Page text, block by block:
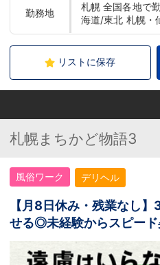
勤務地
札幌 全国各地で勤務可能です 北海道札幌市北
海道/東北 札幌・仙台 首都圏/関東
野・池袋・新宿・横浜・千
屋 関西 大阪・京都・神戸・奈良 中国/四国 広
島 九州 福岡・熊本
リストに保存
札幌まちかど物語3
風俗ワーク デリヘル
【月8日休み・残業なし
せる◎未経験からスピード
募集